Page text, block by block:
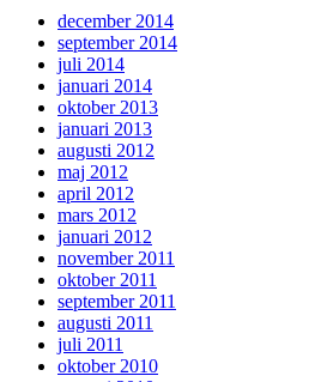
december 2014
september 2014
juli 2014
januari 2014
oktober 2013
januari 2013
augusti 2012
maj 2012
april 2012
mars 2012
januari 2012
november 2011
oktober 2011
september 2011
augusti 2011
juli 2011
oktober 2010